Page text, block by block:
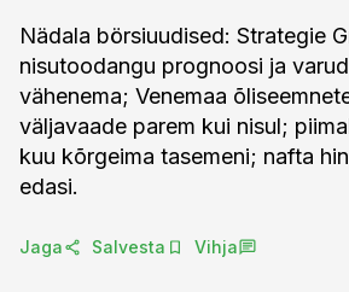
Nädala börsiuudised: Strategie
nisutoodangu prognoosi ja
vähenema; Venemaa
väljavaade parem kui nisul;
kuu kõrgeima tasemeni; nafta
edasi.
Jaga Salvesta Vihja